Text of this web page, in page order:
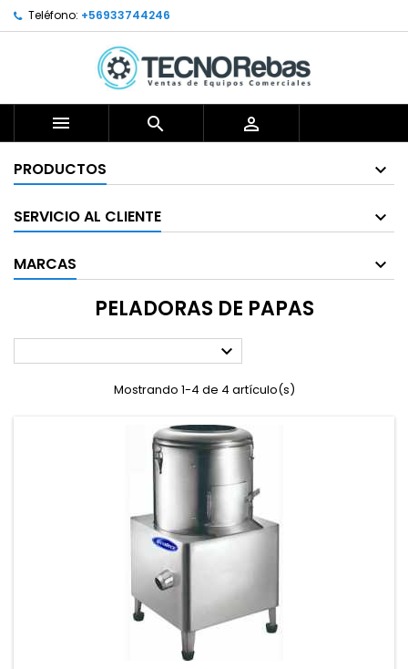
Teléfono: +56933744246
  
PRODUCTOS
SERVICIO AL CLIENTE
MARCAS
PELADORAS DE PAPAS

Mostrando 1-4 de 4 artículo(s)